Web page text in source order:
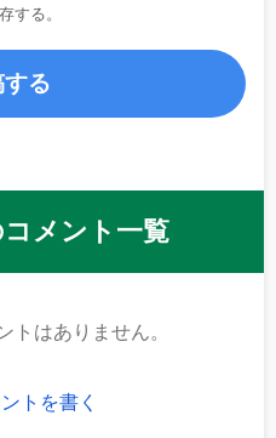
する。
メント一覧
トはありません。
トを書く